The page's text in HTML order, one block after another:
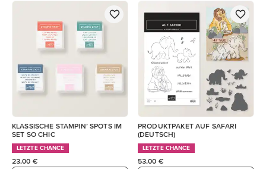
KLASSISCHE STAMPIN’ SPOTS IM
SET SO CHIC
LETZTE CHANCE
23,00 €
PRODUKTPAKET AUF SAFARI
(DEUTSCH)
LETZTE CHANCE
53,00 €